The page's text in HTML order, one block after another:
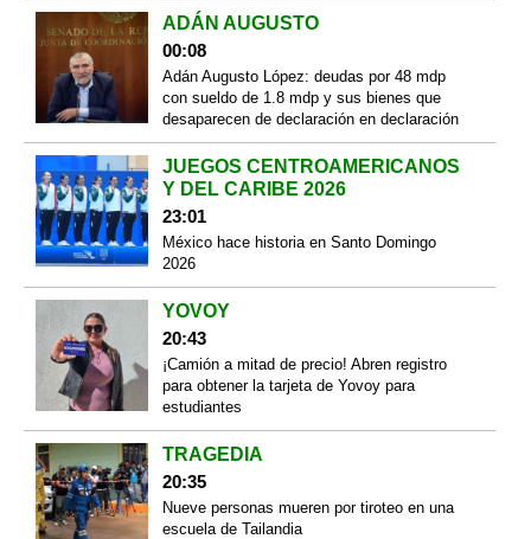
ADÁN AUGUSTO
00:08
Adán Augusto López: deudas por 48 mdp
con sueldo de 1.8 mdp y sus bienes que
desaparecen de declaración en declaración
JUEGOS CENTROAMERICANOS
Y DEL CARIBE 2026
23:01
México hace historia en Santo Domingo
2026
YOVOY
20:43
¡Camión a mitad de precio! Abren registro
para obtener la tarjeta de Yovoy para
estudiantes
TRAGEDIA
20:35
Nueve personas mueren por tiroteo en una
escuela de Tailandia